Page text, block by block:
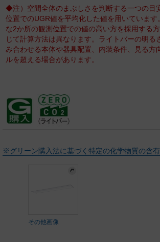
◆注）空間全体のまぶしさを判断する一つの目
位置でのUGR値を平均化した値を用いています
な2か所の観測位置での値の高い方を採用する
じて計算方法は異なります。ライトバーの明る
み合わせる本体や器具配置、内装条件、見る方
ルを超える場合があります。
※グリーン購入法に基づく特定の化学物質の含
その他画像